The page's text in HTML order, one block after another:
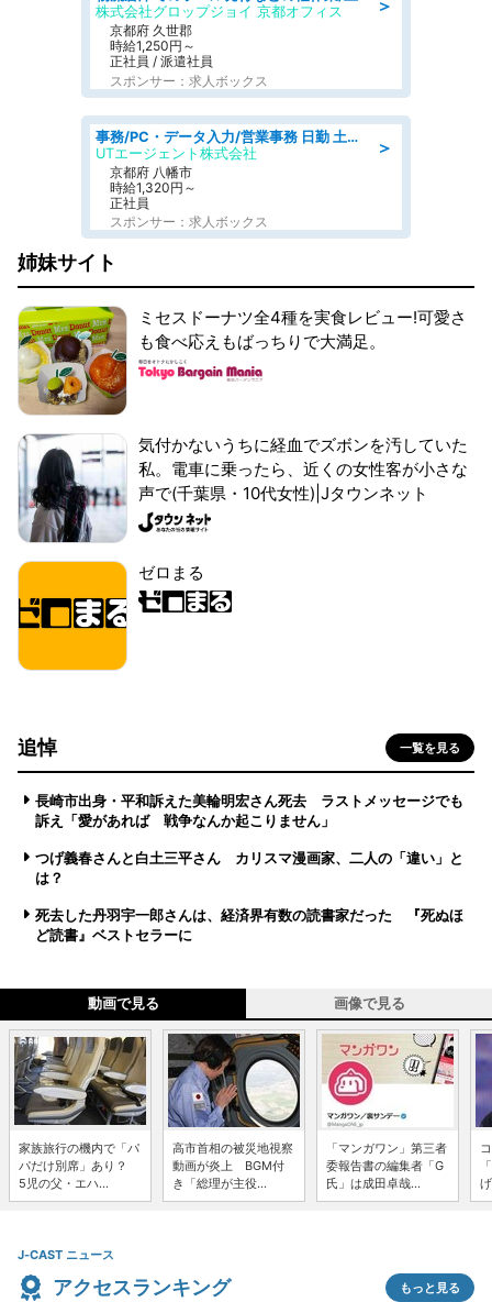
＞
株式会社グロップジョイ 京都オフィス
京都府 久世郡
時給1,250円～
正社員 / 派遣社員
スポンサー：求人ボックス
＞
事務/PC・データ入力/営業事務 日勤 土日祝休み オフィス家具の会社で一般事務
UTエージェント株式会社
京都府 八幡市
時給1,320円～
正社員
スポンサー：求人ボックス
姉妹サイト
ミセスドーナツ全4種を実食レビュー!可愛さ
も食べ応えもばっちりで大満足。
気付かないうちに経血でズボンを汚していた
私。電車に乗ったら、近くの女性客が小さな
声で(千葉県・10代女性)|Jタウンネット
ゼロまる
追悼 一覧を見る
長崎市出身・平和訴えた美輪明宏さん死去 ラストメッセージでも
訴え「愛があれば 戦争なんか起こりません」
つげ義春さんと白土三平さん カリスマ漫画家、二人の「違い」と
は？
死去した丹羽宇一郎さんは、経済界有数の読書家だった 『死ぬほ
ど読書』ベストセラーに
動画で見る 画像で見る
家族旅行の機内で「パ
パだけ別席」あり？
5児の父・エハ...
高市首相の被災地視察
動画が炎上 BGM付
き「総理が主役...
「マンガワン」第三者
委報告書の編集者「G
氏」は成田卓哉...
J-CAST ニュース
アクセスランキング もっと見る